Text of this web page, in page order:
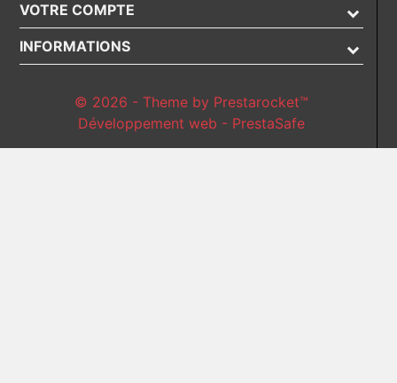
VOTRE COMPTE
INFORMATIONS
© 2026 - Theme by Prestarocket™
Développement web - PrestaSafe